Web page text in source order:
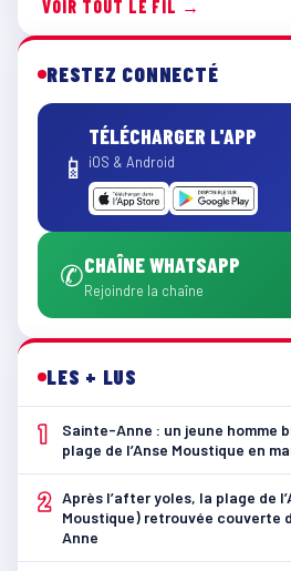
VOIR TOUT LE FIL →
RESTEZ CONNECTÉ
📱
TÉLÉCHARGER L'APP
iOS & Android
✆CHAÎNE WHATSAPP
Rejoindre la chaîne
LES + LUS
1
Sainte-Anne : un jeune homme
plage de l’Anse Moustique en
2 Après l’after yoles, la plage de
Moustique) retrouvée couverte
Anne